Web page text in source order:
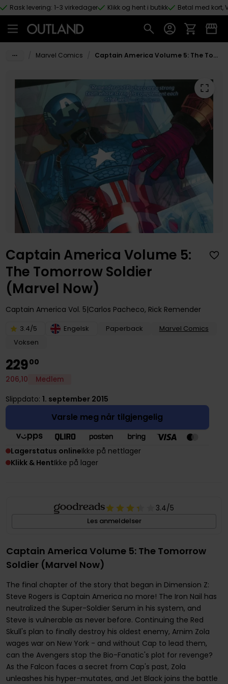
Hopp til hovedinnhold
Rask levering: 1-3 virkedager Klikk og hent i butikk Betal med kort,
Marvel Comics Captain America Volume 5: The Tomorrow Soldier (Marvel Now)
Captain America Volume 5:
The Tomorrow Soldier
(Marvel Now)
Captain America Vol. 5 Carlos Pacheco, Rick Remender
3.4/5 Engelsk Paperback
Marvel Comics
Voksen
22900
206,10 Medlem
Slippdato: 1. september 2015
Varsle meg når tilgjengelig
Lagerstatus onlineIkke på nettlager
Klikk & HentIkke på lager
3.4/5
Les anmeldelser
Captain America Volume 5: The Tomorrow
Soldier (Marvel Now)
The final chapter of the story that began in Dimension Z:
Steve Rogers is Captain America no more! The Iron Nail has
neutralized the Super-Soldier Serum in his system, and
Steve is vulnerable as never before. Continuing the Red
Skull's plan to finally destroy his oldest enemy, Arnim Zola
wages war on New York - and without Cap to lead them,
can the Avengers stop the Bio-Fanatic's plot for revenge?
As the Falcon faces a secret from Cap's past, Zola
unleashes his hyper-mutates, and Jet Black joins the battle